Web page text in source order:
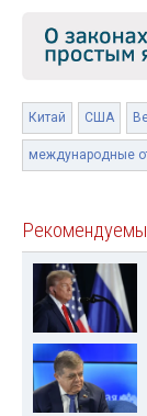
Китай США
международные